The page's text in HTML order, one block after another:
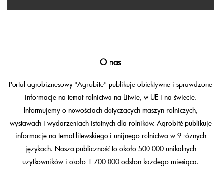
O nas
Portal agrobiznesowy "Agrobitė" publikuje obiektywne i sprawdzone
informacje na temat rolnictwa na Litwie, w UE i na świecie.
Informujemy o nowościach dotyczących maszyn rolniczych,
wystawach i wydarzeniach istotnych dla rolników. Agrobitė publikuje
informacje na temat litewskiego i unijnego rolnictwa w 9 różnych
językach. Nasza publiczność to około 500 000 unikalnych
użytkowników i około 1 700 000 odsłon każdego miesiąca.